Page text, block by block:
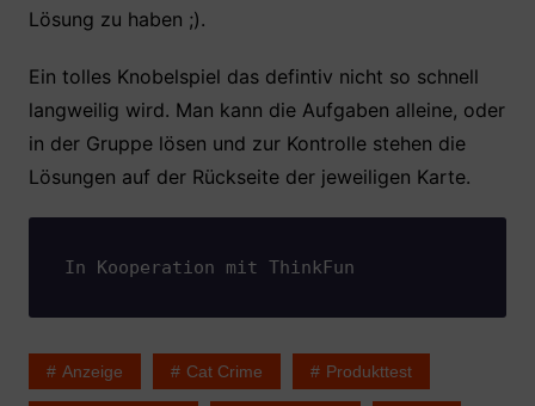
Lösung zu haben ;).
Ein tolles Knobelspiel das defintiv nicht so schnell
langweilig wird. Man kann die Aufgaben alleine, oder
in der Gruppe lösen und zur Kontrolle stehen die
Lösungen auf der Rückseite der jeweiligen Karte.
In Kooperation mit ThinkFun
Anzeige Cat Crime Produkttest